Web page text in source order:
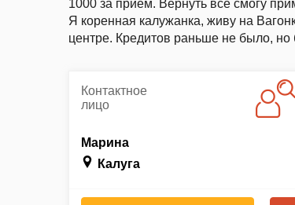
1000 за прием. Вернуть все смогу
Я коренная калужанка, живу на
центре. Кредитов раньше не было, но
Контактное
лицо
Марина
Калуга